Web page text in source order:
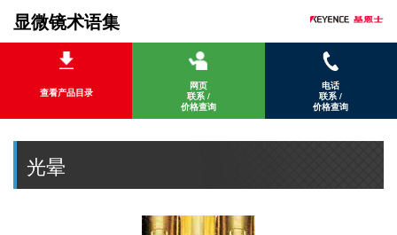
显微镜术语集
查看产品目录
网页
联系 /
价格查询
电话
联系 /
价格查询
光晕